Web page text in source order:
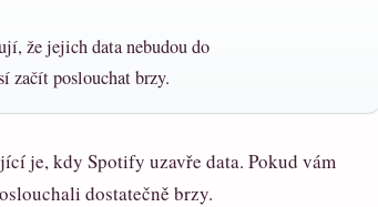
že jejich data nebudou do
začít poslouchat brzy.
je, kdy Spotify uzavře data. Pokud vám
dostatečně brzy.